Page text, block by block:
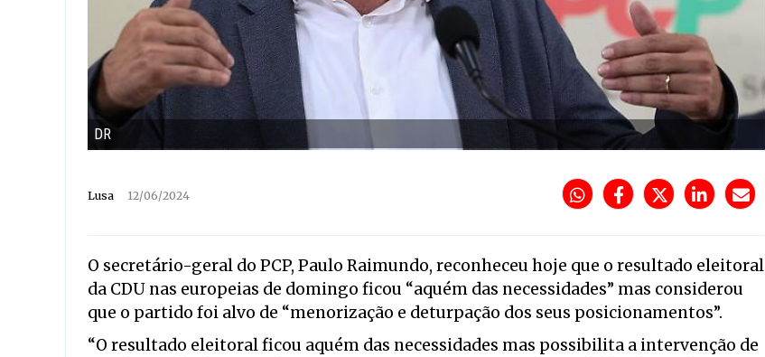
DR
Lusa 12/06/2024
O secretário-geral do PCP, Paulo Raimundo, reconheceu hoje que o resultado eleitoral
da CDU nas europeias de domingo ficou “aquém das necessidades” mas considerou
que o partido foi alvo de “menorização e deturpação dos seus posicionamentos”.
“O resultado eleitoral ficou aquém das necessidades mas possibilita a intervenção de